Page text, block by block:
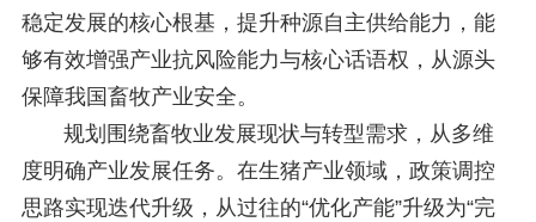
稳定发展的核心根基，提升种源自主供给能力，能
够有效增强产业抗风险能力与核心话语权，从源头
保障我国畜牧产业安全。
规划围绕畜牧业发展现状与转型需求，从多维
度明确产业发展任务。在生猪产业领域，政策调控
思路实现迭代升级，从过往的“优化产能”升级为“完